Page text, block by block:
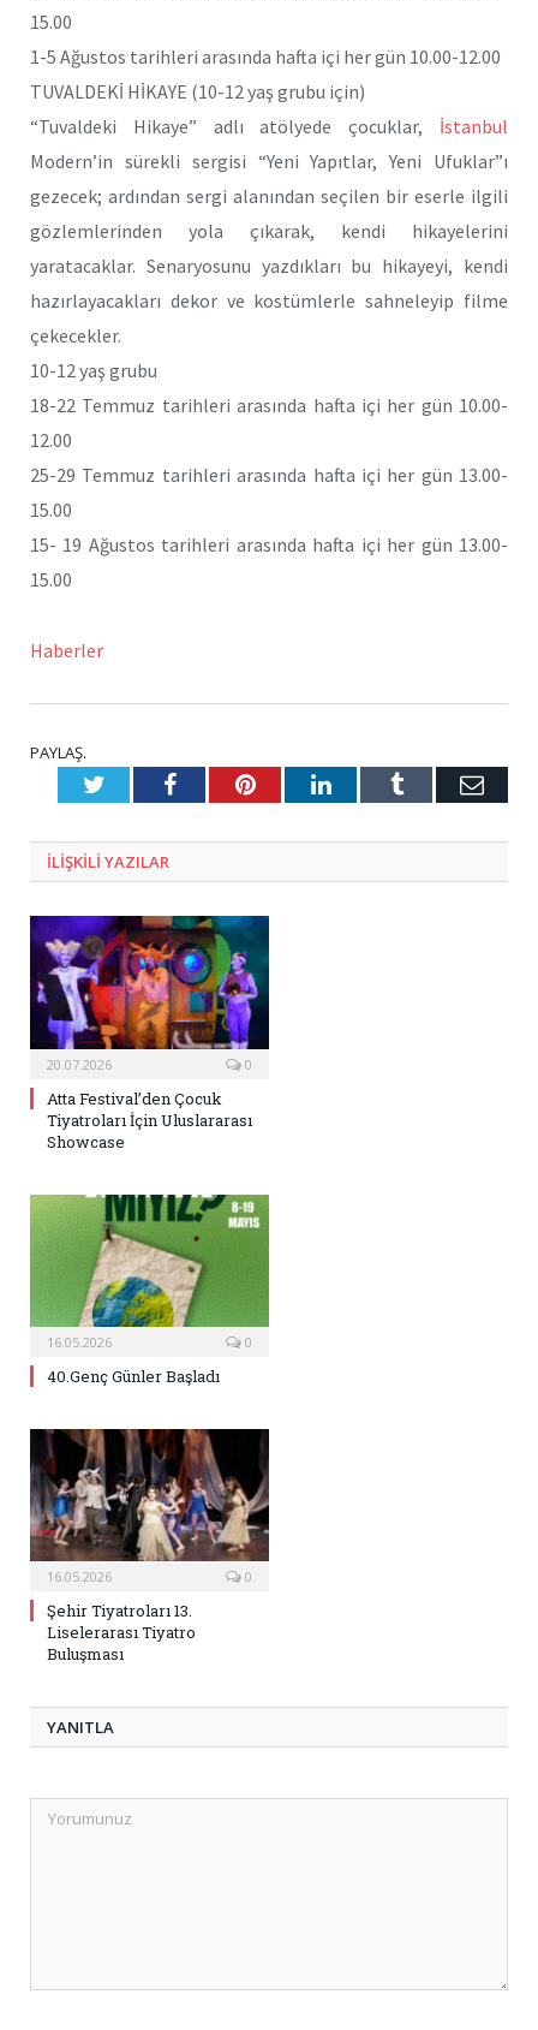
15.00
1-5 Ağustos tarihleri arasında hafta içi her gün 10.00-12.00
TUVALDEKİ HİKAYE (10-12 yaş grubu için)
“Tuvaldeki Hikaye” adlı atölyede çocuklar, İstanbul
Modern’in sürekli sergisi “Yeni Yapıtlar, Yeni Ufuklar”ı
gezecek; ardından sergi alanından seçilen bir eserle ilgili
gözlemlerinden yola çıkarak, kendi hikayelerini
yaratacaklar. Senaryosunu yazdıkları bu hikayeyi, kendi
hazırlayacakları dekor ve kostümlerle sahneleyip filme
çekecekler.
10-12 yaş grubu
18-22 Temmuz tarihleri arasında hafta içi her gün 10.00-
12.00
25-29 Temmuz tarihleri arasında hafta içi her gün 13.00-
15.00
15- 19 Ağustos tarihleri arasında hafta içi her gün 13.00-
15.00
Haberler
PAYLAŞ.
TwitterFacebookPinterestLinkedInTumblr E-
ILIŞKILI YAZILAR
20.07.2026 0
Atta Festival’den Çocuk
Tiyatroları İçin Uluslararası
Showcase
16.05.2026 0
40.Genç Günler Başladı
16.05.2026 0
Şehir Tiyatroları 13.
Liselerarası Tiyatro
Buluşması
YANITLA